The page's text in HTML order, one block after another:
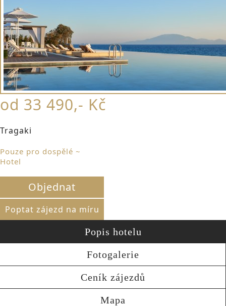
od 33 490,- Kč
Tragaki
Pouze pro dospělé ~
Hotel
Objednat
Poptat zájezd na míru
Popis hotelu
Fotogalerie
Ceník zájezdů
Mapa